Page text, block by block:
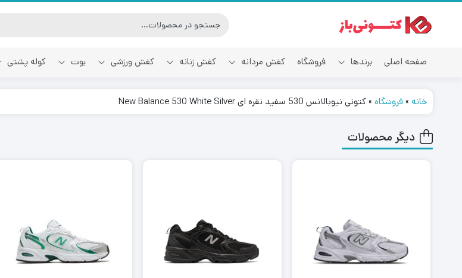
صفحه اصلی برندها
آدیداس آفوایت
فروشگاه کفش مردانه کفش زنانه کفش ورزشی بوت کوله پشتی
خانه »فروشگاه»کتونی نیوبالانس 530 سفید نقره ای New Balance 530 White Silver
دیگر محصولات